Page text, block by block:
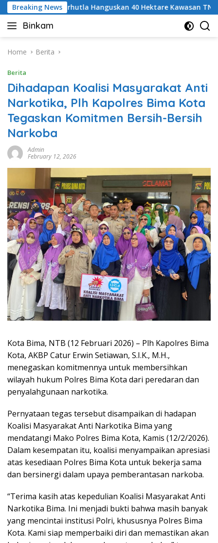
Skip
to
content
Breaking News
Karhutla Hanguskan 40 Hektare Kawasan TNGR
Binkam
Home Berita
Berita
Dihadapan Koalisi Masyarakat Anti
Narkotika, Plh Kapolres Bima Kota
Tegaskan Komitmen Bersih-Bersih
Narkoba
Admin
February 12, 2026
Kota Bima, NTB (12 Februari 2026) – Plh Kapolres Bima
Kota, AKBP Catur Erwin Setiawan, S.I.K., M.H.,
menegaskan komitmennya untuk membersihkan
wilayah hukum Polres Bima Kota dari peredaran dan
penyalahgunaan narkotika.
Pernyataan tegas tersebut disampaikan di hadapan
Koalisi Masyarakat Anti Narkotika Bima yang
mendatangi Mako Polres Bima Kota, Kamis (12/2/2026).
Dalam kesempatan itu, koalisi menyampaikan apresiasi
atas kesediaan Polres Bima Kota untuk bekerja sama
dan bersinergi dalam upaya pemberantasan narkoba.
“Terima kasih atas kepedulian Koalisi Masyarakat Anti
Narkotika Bima. Ini menjadi bukti bahwa masih banyak
yang mencintai institusi Polri, khususnya Polres Bima
Kota. Kami siap memperbaiki diri dan memastikan akan